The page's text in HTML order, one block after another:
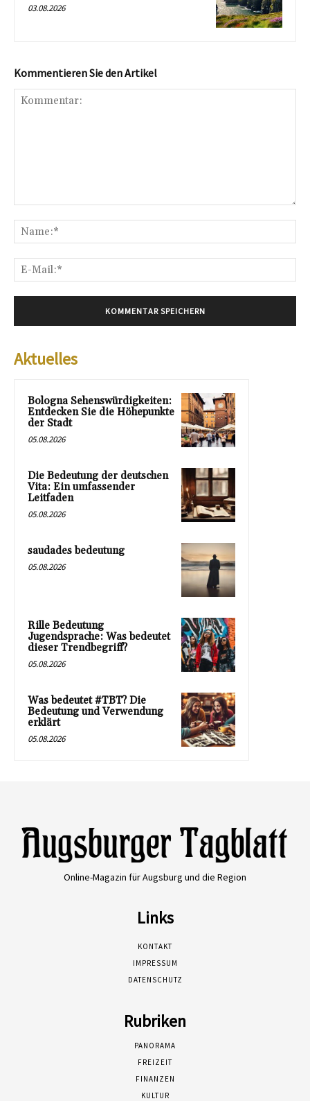
03.08.2026
Kommentieren Sie den Artikel
Aktuelles
Bologna Sehenswürdigkeiten:
Entdecken Sie die Höhepunkte
der Stadt
05.08.2026
Die Bedeutung der deutschen
Vita: Ein umfassender
Leitfaden
05.08.2026
saudades bedeutung
05.08.2026
Rille Bedeutung
Jugendsprache: Was bedeutet
dieser Trendbegriff?
05.08.2026
Was bedeutet #TBT? Die
Bedeutung und Verwendung
erklärt
05.08.2026
Online-Magazin für Augsburg und die Region
Links
KONTAKT
IMPRESSUM
DATENSCHUTZ
Rubriken
PANORAMA
FREIZEIT
FINANZEN
KULTUR